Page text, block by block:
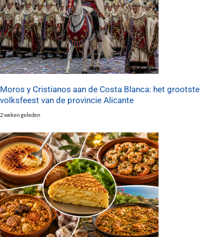
Moros y Cristianos aan de Costa Blanca: het grootste
volksfeest van de provincie Alicante
2 weken geleden